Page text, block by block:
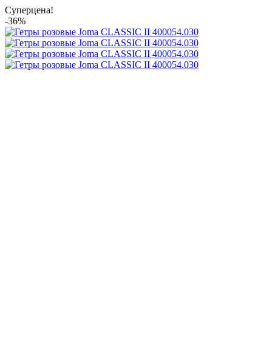
Суперцена!
-36%